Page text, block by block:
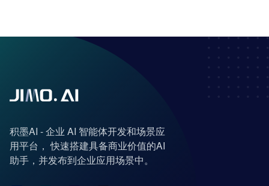
积墨AI - 企业 AI 智能体开发和场景应
用平台， 快速搭建具备商业价值的AI
助手，并发布到企业应用场景中。